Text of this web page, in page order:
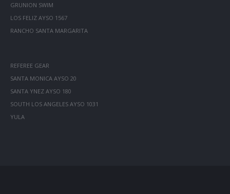
GRUNION SWIM
LOS FELIZ AYSO 1567
RANCHO SANTA MARGARITA
REFEREE GEAR
SANTA MONICA AYSO 20
SANTA YNEZ AYSO 180
SOUTH LOS ANGELES AYSO 1031
YULA